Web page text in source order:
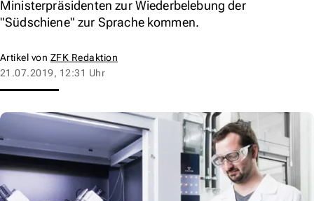
Ministerpräsidenten zur Wiederbelebung der
"Südschiene" zur Sprache kommen.
Artikel von ZFK Redaktion
21.07.2019, 12:31 Uhr